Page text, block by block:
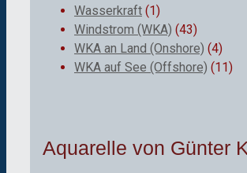
Wasserkraft (1)
Windstrom (WKA) (43)
WKA an Land (Onshore) (4)
WKA auf See (Offshore) (11)
Aquarelle von Günter